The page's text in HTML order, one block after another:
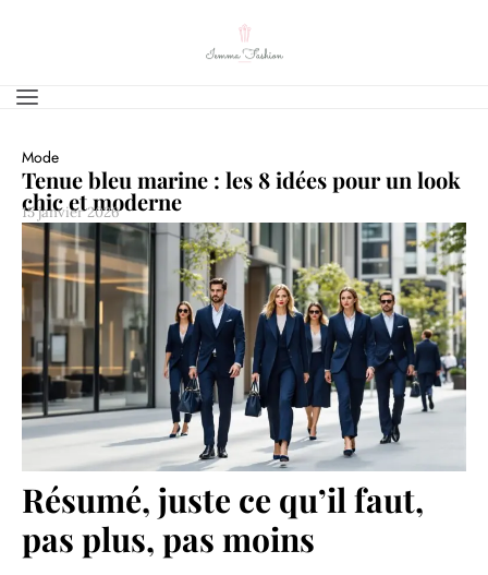
Mode
Tenue bleu marine : les 8 idées pour un look
chic et moderne
15 janvier 2026
Résumé, juste ce qu’il faut,
pas plus, pas moins